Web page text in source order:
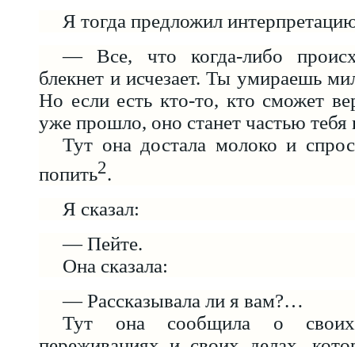
Я тогда предложил
— Все, что когда-либо
блекнет и исчезает. Ты умираешь
Но если есть кто-то, кто сможет
уже прошло, оно станет частью тебя
Тут она достала молоко и
попить2.
Я сказал:
— Пейте.
Она сказала:
— Рассказывала ли я вам?…
Тут она сообщила о своих